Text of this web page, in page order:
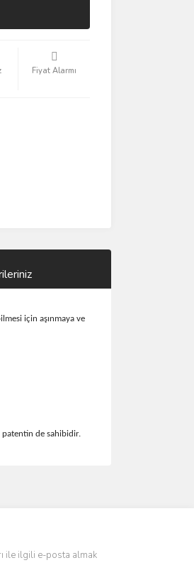
Fiyat Alarmı
için aşınmaya ve
patentin de sahibidir.
ile ilgili e-posta almak